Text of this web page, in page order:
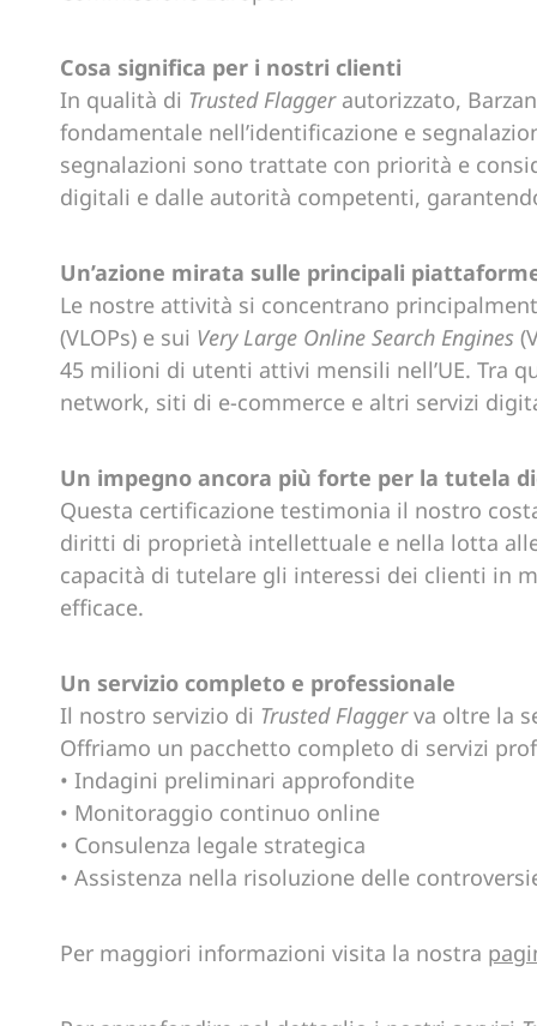
Cosa significa per i nostri clienti
In qualità di Trusted Flaggerautorizzato,
fondamentale nell’identificazione e
segnalazioni sono trattate con priorità e
digitali e dalle autorità competenti,
Un’azione mirata sulle principali
Le nostre attività si concentrano
(VLOPs) e sui Very Large Online Search Engines
45 milioni di utenti attivi mensili nell’UE. Tra
network, siti di e-commerce e altri servizi
Un impegno ancora più forte per la tutela
Questa certificazione testimonia il nostro
diritti di proprietà intellettuale e nella lotta
capacità di tutelare gli interessi dei clienti in
efficace.
Un servizio completo e professionale
Il nostro servizio di Trusted Flaggerva oltre la
Offriamo un pacchetto completo di servizi
• Indagini preliminari approfondite
• Monitoraggio continuo online
• Consulenza legale strategica
• Assistenza nella risoluzione delle
Per maggiori informazioni visita la nostra